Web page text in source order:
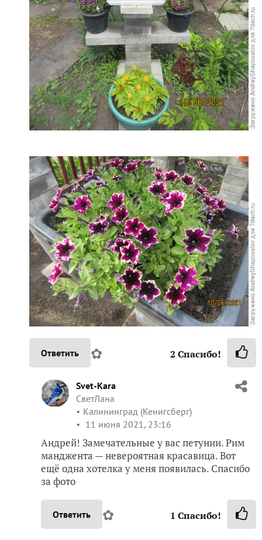
Ответить ✿ 2 Спасибо!
Svet-Kara
СветЛана
Калининград (Кенигсберг)
11 июня 2021, 23:16
Андрей! Замечательные у вас петунии. Рим
манджента — невероятная красавица. Вот
ещё одна хотелка у меня появилась. Спасибо
за фото
Ответить ✿ 1 Спасибо!